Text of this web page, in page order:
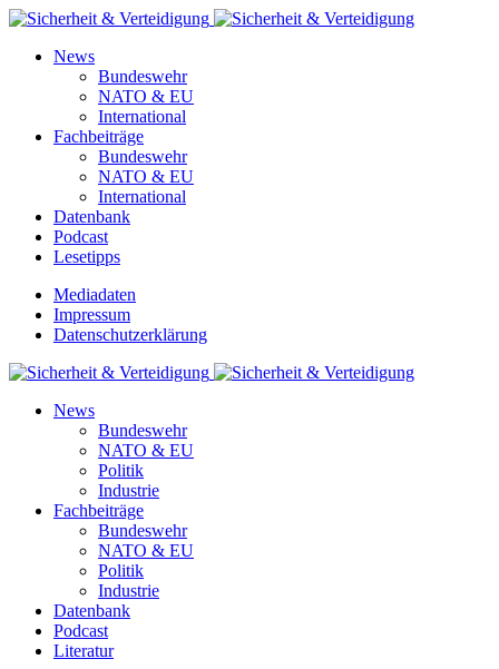
News
Bundeswehr
NATO & EU
International
Fachbeiträge
Bundeswehr
NATO & EU
International
Datenbank
Podcast
Lesetipps
Mediadaten
Impressum
Datenschutzerklärung
News
Bundeswehr
NATO & EU
Politik
Industrie
Fachbeiträge
Bundeswehr
NATO & EU
Politik
Industrie
Datenbank
Podcast
Literatur